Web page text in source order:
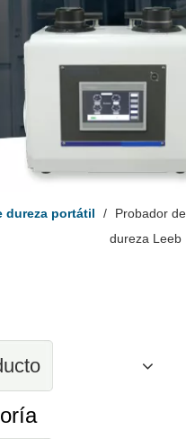
dureza portátil /
Probador de
dureza Leeb